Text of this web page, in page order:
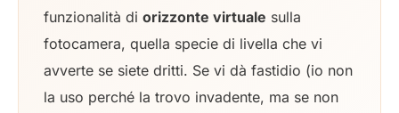
funzionalità di orizzonte virtuale sulla
fotocamera, quella specie di livella che vi
avverte se siete dritti. Se vi dà fastidio (io non
la uso perché la trovo invadente, ma se non